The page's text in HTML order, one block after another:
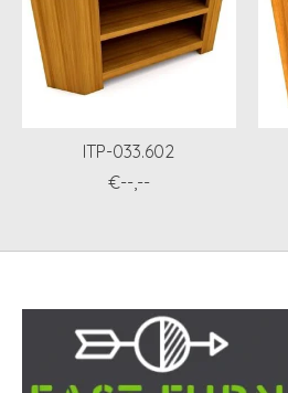
ITP-033.602
€--,--